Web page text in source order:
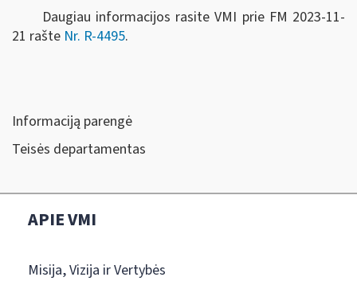
Daugiau informacijos rasite VMI prie FM 2023-11-
21 rašte Nr. R-4495.
Informaciją parengė
Teisės departamentas
APIE VMI
Misija, Vizija ir Vertybės